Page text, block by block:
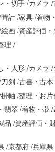
・切手 カメラ
時計 家具 着物
絵画 資産評価
理
・人形 カメラ
刀剣 古書・古本
掛軸 整理・お片
翡翠 着物・帯
品 資産評価・
京都府 兵庫県